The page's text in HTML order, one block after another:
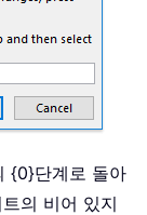
{0}단계로 돌아
의 비어 있지